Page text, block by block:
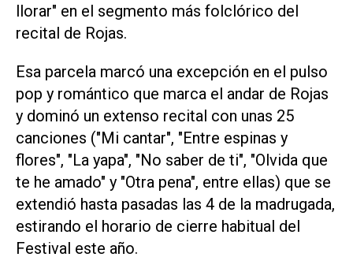
llorar" en el segmento más folclórico del
recital de Rojas.
Esa parcela marcó una excepción en el pulso
pop y romántico que marca el andar de Rojas
y dominó un extenso recital con unas 25
canciones ("Mi cantar", "Entre espinas y
flores", "La yapa", "No saber de ti", "Olvida que
te he amado" y "Otra pena", entre ellas) que se
extendió hasta pasadas las 4 de la madrugada,
estirando el horario de cierre habitual del
Festival este año.